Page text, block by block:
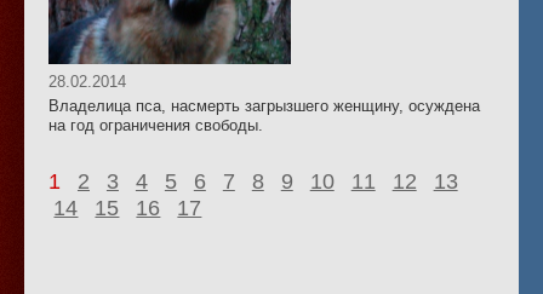
28.02.2014
Владелица пса, насмерть загрызшего женщину, осуждена
на год ограничения свободы.
1 2 3 4 5 6 7 8 9 10 11 12
13
14
15 16 17